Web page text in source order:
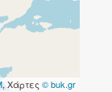
, Χάρτες © buk.gr